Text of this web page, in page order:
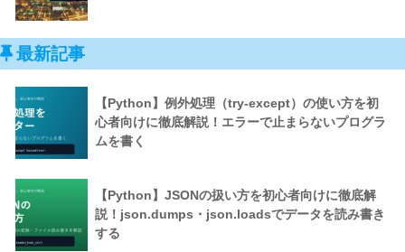
最新記事
【Python】例外処理（try-except）の使い方を初
心者向けに徹底解説！エラーで止まらないプログラ
ムを書く
【Python】JSONの扱い方を初心者向けに徹底解
説！json.dumps・json.loadsでデータを読み書き
する